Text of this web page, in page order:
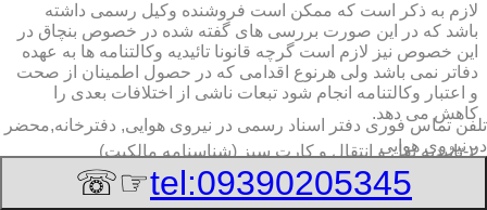
لازم به ذکر است که ممکن است فروشنده وکیل رسمی داشته
باشد که در این صورت بررسی های گفته شده در خصوص بنچاق در
این خصوص نیز لازم است گرچه قانونا تائیدیه وکالتنامه ها به عهده
دفاتر نمی باشد ولی هرنوع اقدامی که در حصول اطمینان از صحت
و اعتبار وکالتنامه انجام شود تبعات ناشی از اختلافات بعدی را
کاهش می دهد.
۲-تائیدیه نقل و انتقال و کارت سبز (شناسنامه مالکیت)
برگ تائیدیه نقل و انتقال صادره از مراکز تعویض پلاک حاوی
تلفن تماس فوری دفتر اسناد رسمی در نیروی هوایی, دفترخانه,محضر
در نیروی هوایی
tel:09390205345
☞☏